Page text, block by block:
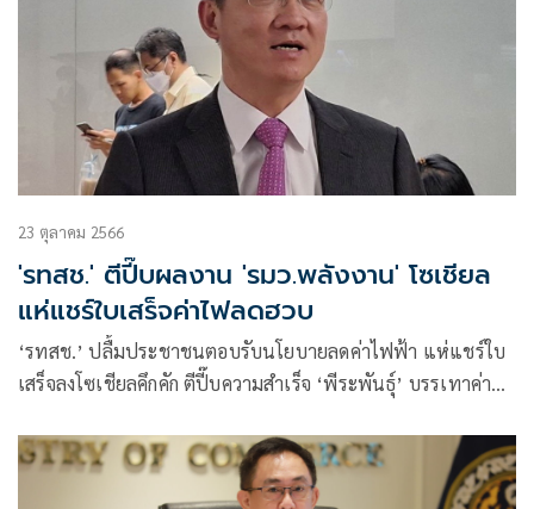
23 ตุลาคม 2566
'รทสช.' ตีปี๊บผลงาน 'รมว.พลังงาน' โซเชียล
แห่แชร์ใบเสร็จค่าไฟลดฮวบ
‘รทสช.’ ปลื้มประชาชนตอบรับนโยบายลดค่าไฟฟ้า แห่แชร์ใบ
เสร็จลงโซเชียลคึกคัก ตีปี๊บความสำเร็จ ‘พีระพันธุ์’ บรรเทาค่า